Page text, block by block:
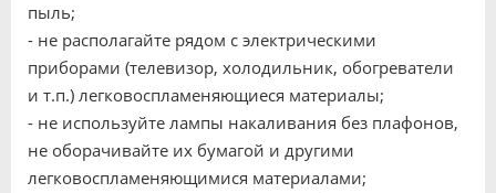
пыль;
- не располагайте рядом с электрическими
приборами (телевизор, холодильник, обогреватели
и т.п.) легковоспламеняющиеся материалы;
- не используйте лампы накаливания без плафонов,
не оборачивайте их бумагой и другими
легковоспламеняющимися материалами;